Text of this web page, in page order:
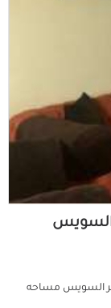
السويس
جسر السويس مساحه